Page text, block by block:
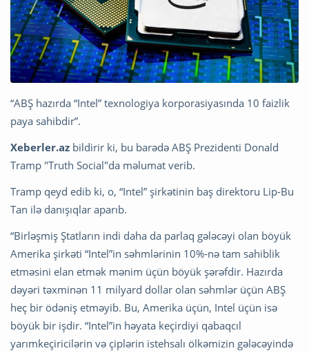
“ABŞ hazırda “Intel” texnologiya korporasiyasında 10 faizlik
paya sahibdir”.
Xeberler.az bildirir ki, bu barədə ABŞ Prezidenti Donald
Tramp "Truth Social"da məlumat verib.
Tramp qeyd edib ki, o, “Intel” şirkətinin baş direktoru Lip-Bu
Tan ilə danışıqlar aparıb.
“Birləşmiş Ştatların indi daha da parlaq gələcəyi olan böyük
Amerika şirkəti “Intel”in səhmlərinin 10%-nə tam sahiblik
etməsini elan etmək mənim üçün böyük şərəfdir. Hazırda
dəyəri təxminən 11 milyard dollar olan səhmlər üçün ABŞ
heç bir ödəniş etməyib. Bu, Amerika üçün, Intel üçün isə
böyük bir işdir. “Intel”in həyata keçirdiyi qabaqcıl
yarımkeçiricilərin və çiplərin istehsalı ölkəmizin gələcəyində